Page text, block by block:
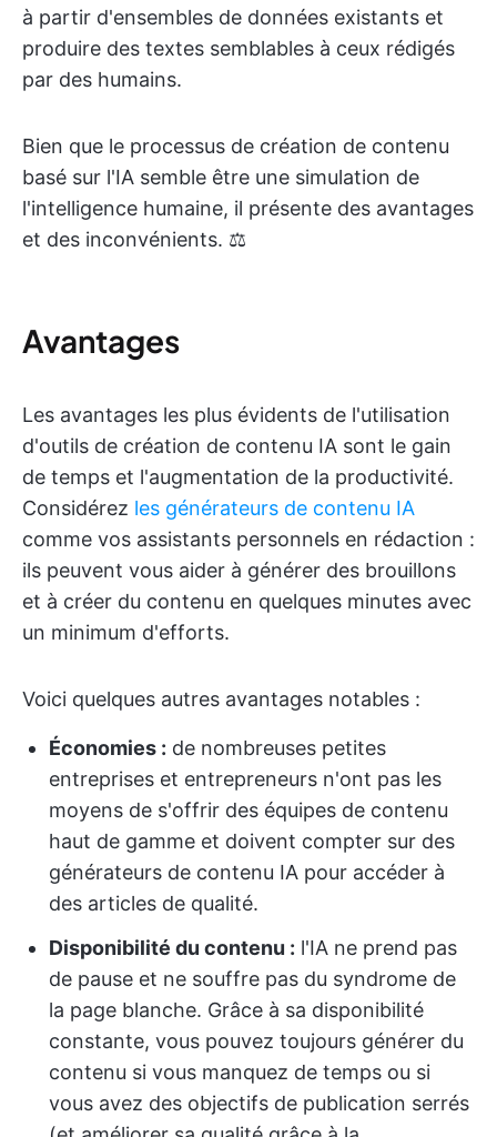
à partir d'ensembles de données existants et
produire des textes semblables à ceux rédigés
par des humains.
Bien que le processus de création de contenu
basé sur l'IA semble être une simulation de
l'intelligence humaine, il présente des avantages
et des inconvénients. ⚖️
Avantages
Les avantages les plus évidents de l'utilisation
d'outils de création de contenu IA sont le gain
de temps et l'augmentation de la productivité.
Considérez les générateurs de contenu IA
comme vos assistants personnels en rédaction :
ils peuvent vous aider à générer des brouillons
et à créer du contenu en quelques minutes avec
un minimum d'efforts.
Voici quelques autres avantages notables :
Économies : de nombreuses petites
entreprises et entrepreneurs n'ont pas les
moyens de s'offrir des équipes de contenu
haut de gamme et doivent compter sur des
générateurs de contenu IA pour accéder à
des articles de qualité.
Disponibilité du contenu : l'IA ne prend pas
de pause et ne souffre pas du syndrome de
la page blanche. Grâce à sa disponibilité
constante, vous pouvez toujours générer du
contenu si vous manquez de temps ou si
vous avez des objectifs de publication serrés